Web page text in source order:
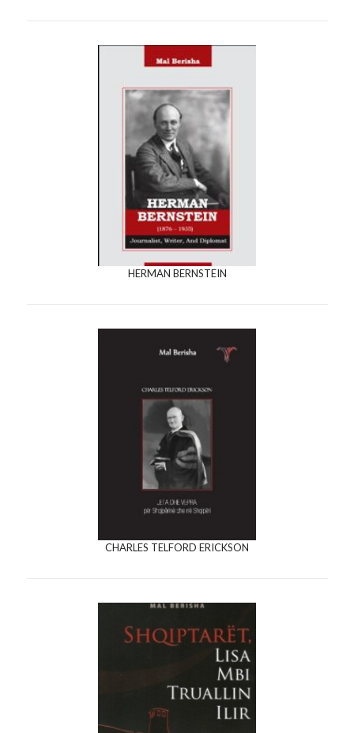
HERMAN BERNSTEIN
CHARLES TELFORD ERICKSON